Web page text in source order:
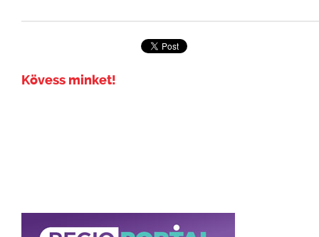
Kövess minket!